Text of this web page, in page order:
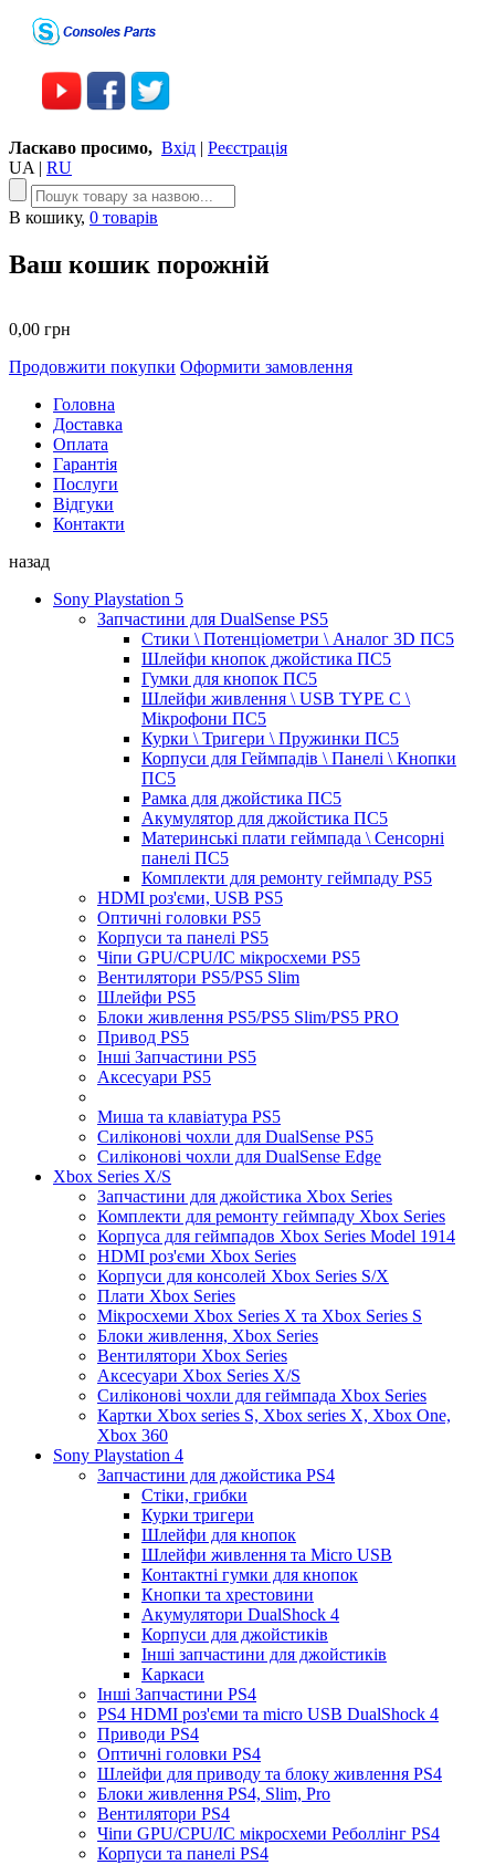
Ласкаво просимо, Вхід | Реєстрація
UA | RU
В кошику, 0 товарів
Ваш кошик порожній
0,00 грн
Продовжити покупки Оформити замовлення
Головна
Доставка
Оплата
Гарантія
Послуги
Відгуки
Контакти
назад
Sony Playstation 5
Запчастини для DualSense PS5
Стики \ Потенціометри \ Аналог 3D ПС5
Шлейфи кнопок джойстика ПС5
Гумки для кнопок ПС5
Шлейфи живлення \ USB TYPE C \
Мікрофони ПС5
Курки \ Тригери \ Пружинки ПС5
Корпуси для Геймпадів \ Панелі \ Кнопки
ПС5
Рамка для джойстика ПС5
Акумулятор для джойстика ПС5
Материнські плати геймпада \ Сенсорні
панелі ПС5
Комплекти для ремонту геймпаду PS5
HDMI роз'єми, USB PS5
Оптичні головки PS5
Корпуси та панелі PS5
Чіпи GPU/CPU/IC мікросхеми PS5
Вентилятори PS5/PS5 Slim
Шлейфи PS5
Блоки живлення PS5/PS5 Slim/PS5 PRO
Привод PS5
Інші Запчастини PS5
Аксесуари PS5
Миша та клавіатура PS5
Силіконові чохли для DualSense PS5
Силіконові чохли для DualSense Edge
Xbox Series X/S
Запчастини для джойстика Xbox Series
Комплекти для ремонту геймпаду Xbox Series
Корпуса для геймпадов Xbox Series Model 1914
HDMI роз'єми Xbox Series
Корпуси для консолей Xbox Series S/X
Плати Xbox Series
Мікросхеми Xbox Series X та Xbox Series S
Блоки живлення, Xbox Series
Вентилятори Xbox Series
Аксесуари Xbox Series X/S
Силіконові чохли для геймпада Xbox Series
Картки Xbox series S, Xbox series X, Xbox One,
Xbox 360
Sony Playstation 4
Запчастини для джойстика PS4
Стіки, грибки
Курки тригери
Шлейфи для кнопок
Шлейфи живлення та Micro USB
Контактні гумки для кнопок
Кнопки та хрестовини
Акумулятори DualShock 4
Корпуси для джойстиків
Інші запчастини для джойстиків
Каркаси
Інші Запчастини PS4
PS4 HDMI роз'єми та micro USB DualShock 4
Приводи PS4
Оптичні головки PS4
Шлейфи для приводу та блоку живлення PS4
Блоки живлення PS4, Slim, Pro
Вентилятори PS4
Чіпи GPU/CPU/IC мікросхеми Реболлінг PS4
Корпуси та панелі PS4